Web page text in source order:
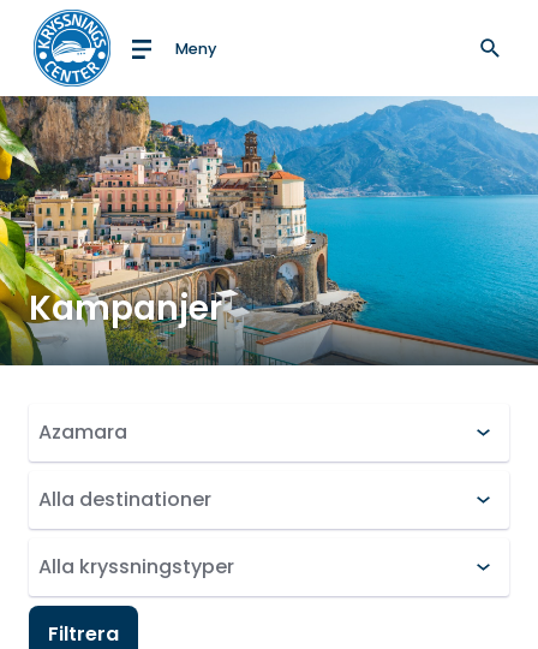
Till startsidan
Meny
Kampanjer
Filtrera sökresultat
Filtrera